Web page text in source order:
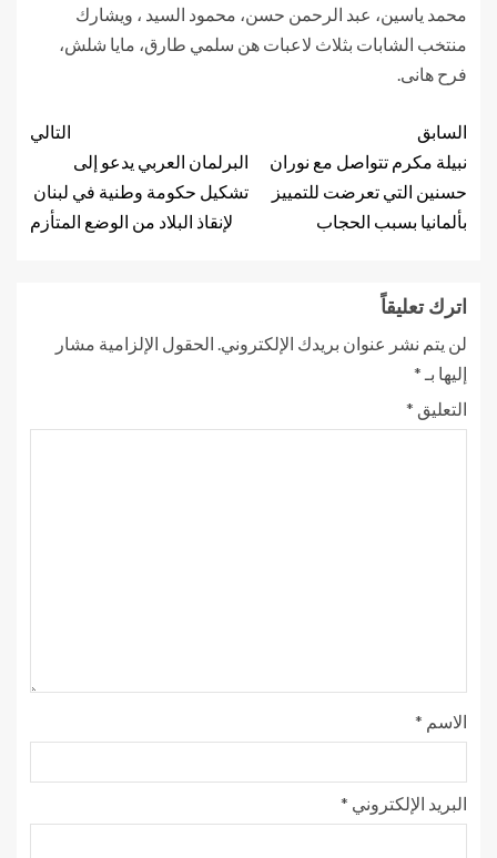
محمد ياسين، عبد الرحمن حسن، محمود السيد ، ويشارك
منتخب الشابات بثلاث لاعبات هن سلمي طارق، مايا شلش،
فرح هانى.
السابق
نبيلة مكرم تتواصل مع نوران
حسنين التي تعرضت للتمييز
بألمانيا بسبب الحجاب
التالي
البرلمان العربي يدعو إلى
تشكيل حكومة وطنية في لبنان
لإنقاذ البلاد من الوضع المتأزم
اترك تعليقاً
لن يتم نشر عنوان بريدك الإلكتروني. الحقول الإلزامية مشار
إليها بـ *
التعليق *
الاسم *
البريد الإلكتروني *